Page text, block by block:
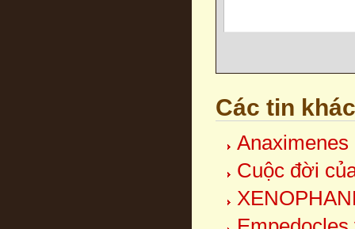
Các tin khác
Cuộc đời